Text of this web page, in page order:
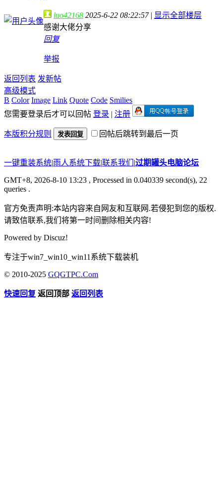
luo42168 2025-6-22 08:22:57 | 显示全部楼层
感谢大佬分享
回复
举报
返回列表 发新帖
高级模式
B Color Image Link Quote Code Smilies
您需要登录后才可以回帖 登录 | 注册
本版积分规则 发表回复 回帖后跳转到最后一页
一键重装系统|雨人系统下载|联系我们 |过期罐头电脑论坛
GMT+8, 2026-8-10 13:23 , Processed in 0.040339 second(s), 22
queries .
官方免责声明:本站内容来自网友和互联网.若侵犯到您的版权.
请致信联系,我们将第一时间删除相关内容!
Powered by Discuz!
专注于win7_win10_win11系统下载装机
© 2010-2025 GQGTPC.Com
快速回复 返回顶部 返回列表